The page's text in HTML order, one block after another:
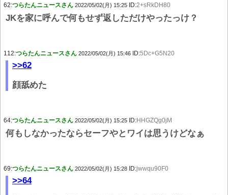
62:つらたんニュースさん 2022/05/02(月) 15:25 ID:2+sRkDH80
JKを家に呼んで何もせず返しただけやったっけ？
112:つらたんニュースさん 2022/05/02(月) 15:46 ID:5Dc+G5N20
>>62
顔舐めた
64:つらたんニュースさん 2022/05/02(月) 15:25 ID:HHGZQg0jM
何もしなかったならセーフやとワイは思うけどなぁ
69:つらたんニュースさん 2022/05/02(月) 15:28 ID:jwwqu90F0
>>64